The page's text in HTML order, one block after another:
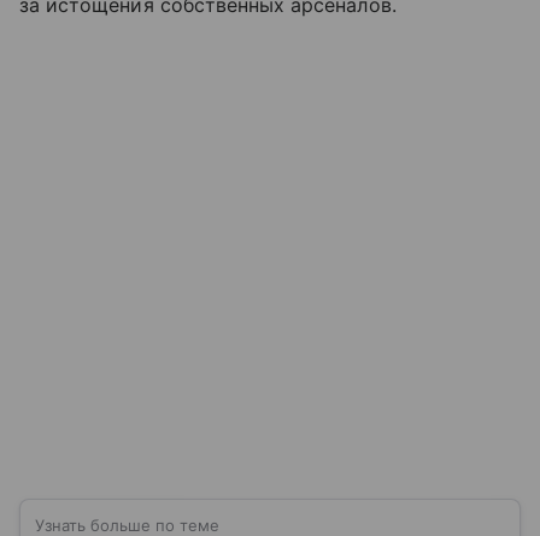
за истощения собственных арсеналов.
Узнать больше по теме